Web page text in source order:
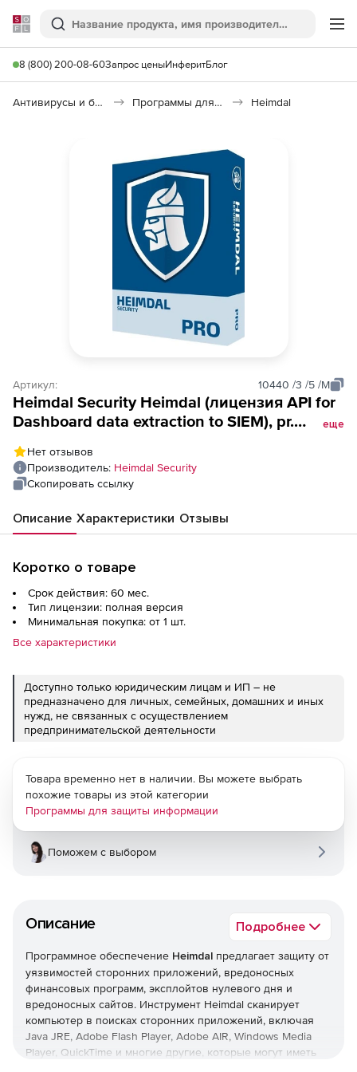
Softline
Поиск
8 (800) 200-08-60Запрос ценыИнферитБлог
Антивирусы и безопасность Программы для защиты информации Heimdal
Артикул: 10440 /3 /5 /M
Heimdal Security Heimdal (лицензия API for
Dashboard data extraction to SIEM), pr.
prevention 5 Year Full Pack
еще
Нет отзывов
Производитель: Heimdal Security
Скопировать ссылку
Описание Характеристики Отзывы
Коротко о товаре
Срок действия: 60 мес.
Тип лицензии: полная версия
Минимальная покупка: от 1 шт.
Все характеристики
Доступно только юридическим лицам и ИП – не
предназначено для личных, семейных, домашних и иных
нужд, не связанных с осуществлением
предпринимательской деятельности
Описание Подробнее
Программное обеспечение Heimdal предлагает защиту от
уязвимостей сторонних приложений, вредоносных
финансовых программ, эксплойтов нулевого дня и
вредоносных сайтов. Инструмент Heimdal сканирует
компьютер в поисках сторонних приложений, включая
Java JRE, Adobe Flash Player, Adobe AIR, Windows Media
Player, QuickTime и многие другие, которые могут иметь
Товара временно нет в наличии. Вы можете выбрать
похожие товары из этой категории
Программы для защиты информации
Поможем с выбором